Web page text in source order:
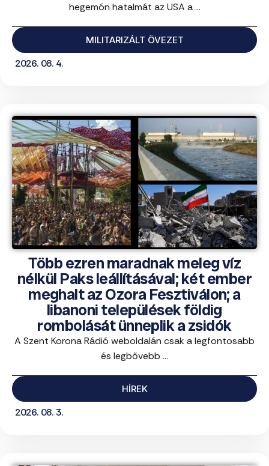
hegemón hatalmát az USA a ...
MILITARIZÁLT ÖVEZET
2026. 08. 4.
Több ezren maradnak meleg víz
nélkül Paks leállításával; két ember
meghalt az Ozora Fesztiválon; a
libanoni települések földig
rombolását ünneplik a zsidók
A Szent Korona Rádió weboldalán csak a legfontosabb
és legbővebb ...
HÍREK
2026. 08. 3.